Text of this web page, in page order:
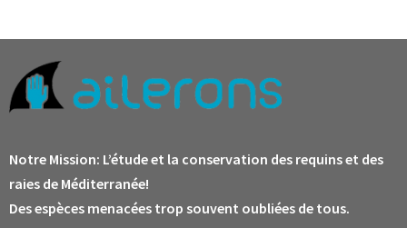
Notre Mission: L’étude et la conservation des requins et des
raies de Méditerranée!
Des espèces menacées trop souvent oubliées de tous.